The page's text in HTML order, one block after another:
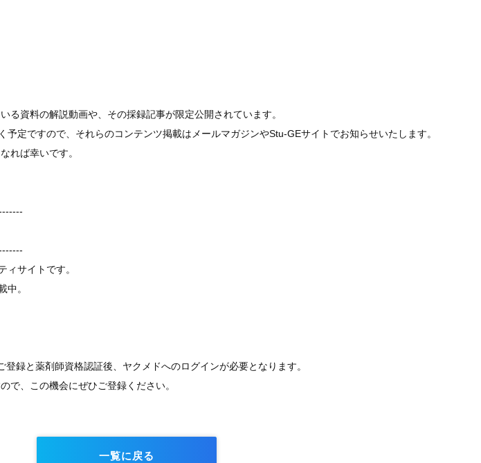
る資料の解説動画や、その採録記事が限定公開されています。
定ですので、それらのコンテンツ掲載はメールマガジンやStu-GEサイトでお知らせいたします。
れば幸いです。
ィサイトです。
中。
録と薬剤師資格認証後、ヤクメドへのログインが必要となります。
で、この機会にぜひご登録ください。
一覧に戻る